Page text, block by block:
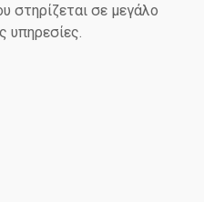
στηρίζεται σε μεγάλο
υπηρεσίες.